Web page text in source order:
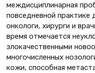
междисциплинарная
повседневной практике
онкологи, хирурги и
время отмечается
злокачественными
многочисленных
кожи, способная